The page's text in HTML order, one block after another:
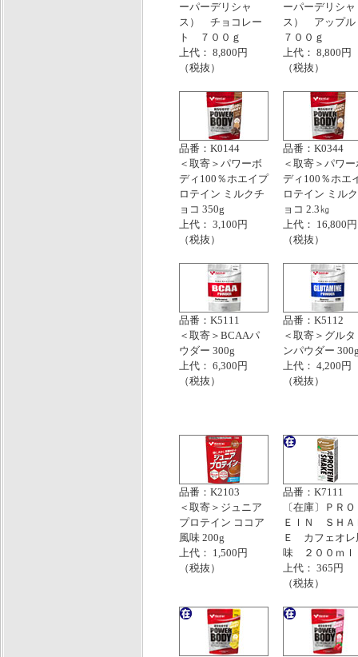
ーパーデリシャ
ス） チョコレー
ト ７００ｇ
上代： 8,800円
（税抜）
ーパーデリシャ
ス） アップ
７００ｇ
上代： 8,800円
（税抜）
品番：K0144
＜取寄＞パワーボ
ディ100％ホエイプ
ロテイン ミルクチ
ョコ 350g
上代： 3,100円
（税抜）
品番：K0344
＜取寄＞パワー
ディ100％ホエ
ロテイン ミル
ョコ 2.3㎏
上代： 16,800円
（税抜）
品番：K5111
＜取寄＞BCAAパ
ウダー 300g
上代： 6,300円
（税抜）
品番：K5112
＜取寄＞グルタ
ンパウダー
上代： 4,200円
（税抜）
品番：K2103
＜取寄＞ジュニア
プロテイン ココア
風味 200g
上代： 1,500円
（税抜）
品番：K7111
〔在庫〕ＰＲ
ＥＩＮ ＳＨＡ
Ｅ カフェオレ
味 ２００ｍｌ
上代： 365円
（税抜）